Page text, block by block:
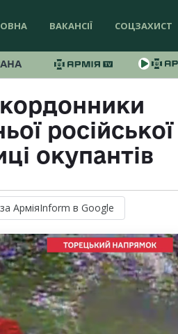
ВАКАНСІЇ СОЦЗАХИСТ
російської
окупантів
АрміяInform в Google